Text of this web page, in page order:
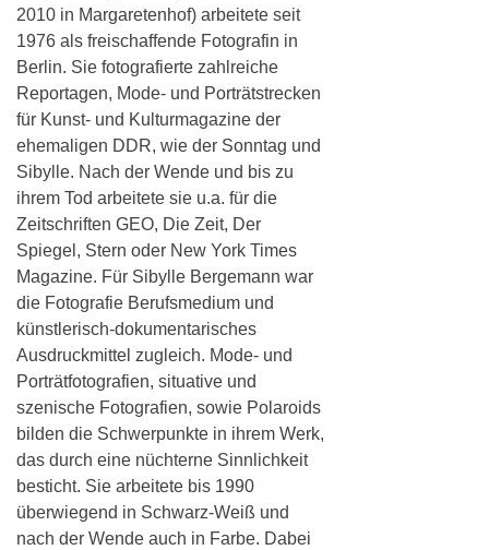
2010 in Margaretenhof) arbeitete seit
1976 als freischaffende Fotografin in
Berlin. Sie fotografierte zahlreiche
Reportagen, Mode- und Porträtstrecken
für Kunst- und Kulturmagazine der
ehemaligen DDR, wie der Sonntag und
Sibylle. Nach der Wende und bis zu
ihrem Tod arbeitete sie u.a. für die
Zeitschriften GEO, Die Zeit, Der
Spiegel, Stern oder New York Times
Magazine. Für Sibylle Bergemann war
die Fotografie Berufsmedium und
künstlerisch-dokumentarisches
Ausdruckmittel zugleich. Mode- und
Porträtfotografien, situative und
szenische Fotografien, sowie Polaroids
bilden die Schwerpunkte in ihrem Werk,
das durch eine nüchterne Sinnlichkeit
besticht. Sie arbeitete bis 1990
überwiegend in Schwarz-Weiß und
nach der Wende auch in Farbe. Dabei